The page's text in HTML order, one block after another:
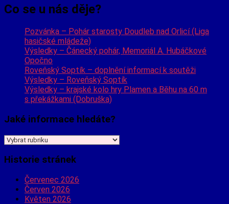
Co se u nás děje?
Pozvánka – Pohár starosty Doudleb nad Orlicí (Liga
hasičské mládeže)
Výsledky – Čánecký pohár, Memoriál A. Hubáčkové
Opočno
Roveňský Soptík – doplnění informací k soutěži
Výsledky – Roveňský Soptík
Výsledky – krajské kolo hry Plamen a Běhu na 60 m
s překážkami (Dobruška)
Jaké informace hledáte?
Jaké
hledáte?
Historie stránek
Červenec 2026
Červen 2026
Květen 2026